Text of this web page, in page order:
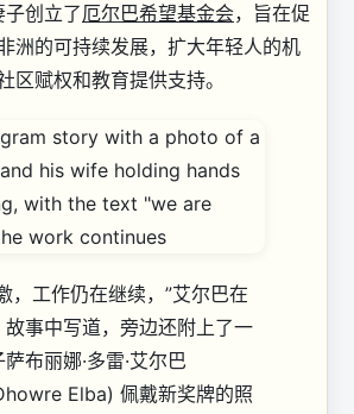
创立了厄尔巴希望基金会，旨在促
洲的可持续发展，扩大年轻人的机
区赋权和教育提供支持。
，工作仍在继续，”艾尔巴在
事中写道，旁边还附上了一
布丽娜·多雷·艾尔巴
Elba) 佩戴新奖牌的照